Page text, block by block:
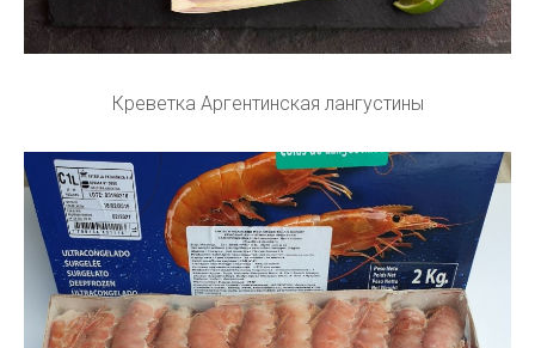
Креветка Аргентинская лангустины